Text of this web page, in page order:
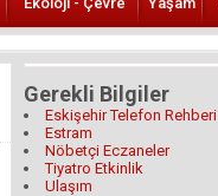
Gerekli Bilgiler
Eskişehir Telefon Rehberi
Estram
Nöbetçi Eczaneler
Tiyatro Etkinlik
Ulaşım